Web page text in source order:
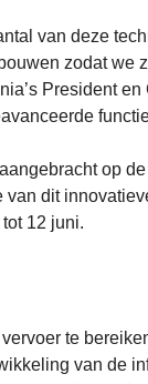
van deze
zodat we
President
op
dit
12 juni.
te
van de